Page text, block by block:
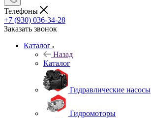
Телефоны
+7 (930) 036-34-28
Заказать звонок
Каталог
Назад
Каталог
Гидравлические насосы
Гидромоторы